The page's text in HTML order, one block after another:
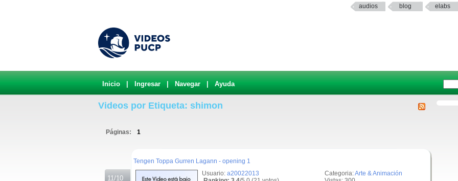
audios blog elabs
Inicio Ingresar Navegar Ayuda
Videos por Etiqueta: shimon
Páginas: 1
11/10
Tengen Toppa Gurren Lagann - opening 1
Categoria:Arte & Animación
Usuario: a20022013